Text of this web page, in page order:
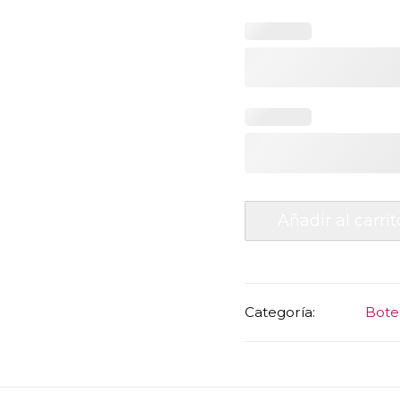
Categoría: